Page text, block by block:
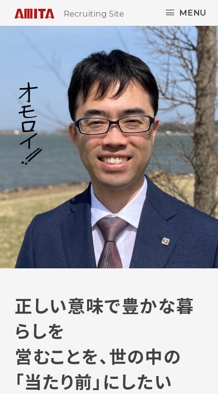
Recruiting Site MENU
正しい意味で豊かな暮
らしを
営むことを、世の中の
「当たり前」にしたい